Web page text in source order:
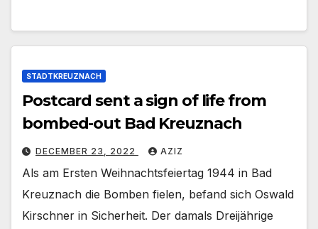
STADTKREUZNACH
Postcard sent a sign of life from
bombed-out Bad Kreuznach
DECEMBER 23, 2022 AZIZ
Als am Ersten Weihnachtsfeiertag 1944 in Bad
Kreuznach die Bomben fielen, befand sich Oswald
Kirschner in Sicherheit. Der damals Dreijährige